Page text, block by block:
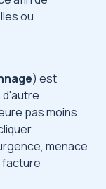
ou
) est
d'autre
pas moins
menace
facture